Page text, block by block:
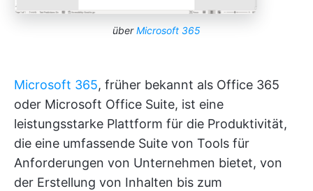
überMicrosoft 365
Microsoft 365, früher bekannt als Office 365
oder Microsoft Office Suite, ist eine
leistungsstarke Plattform für die Produktivität,
die eine umfassende Suite von Tools für
Anforderungen von Unternehmen bietet, von
der Erstellung von Inhalten bis zum